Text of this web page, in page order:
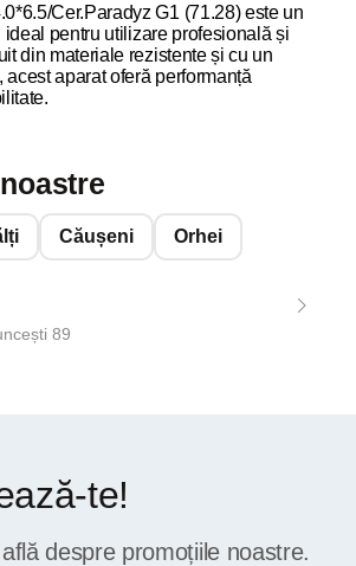
Cer.Paradyz G1 (71.28) este un
ideal pentru utilizare profesională și
din materiale rezistente și cu un
aparat oferă performanță
Căușeni Orhei
89
te!
despre promoțiile noastre.